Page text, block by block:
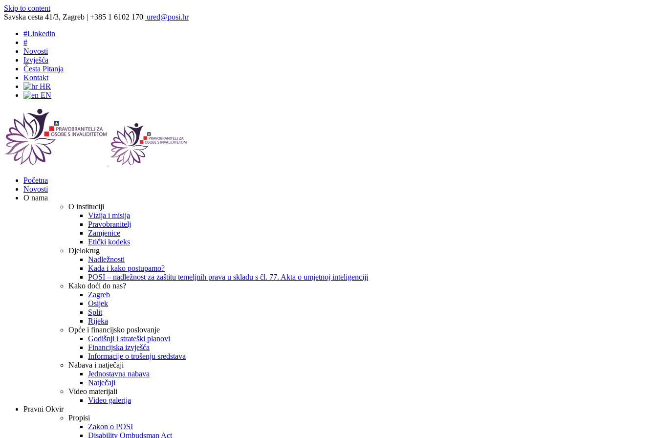
Skip to content
Savska cesta 41/3, Zagreb | +385 1 6102 170| ured@posi.hr
#Linkedin
#
Novosti
Izvješća
Česta Pitanja
Kontakt
HR
EN
Početna
Novosti
O nama
O instituciji
Vizija i misija
Pravobranitelj
Zamjenice
Etički kodeks
Djelokrug
Nadležnosti
Kada i kako postupamo?
POSI – nadležnost za zaštitu temeljnih prava u skladu s čl. 77. Akta o umjetnoj inteligenciji
Kako doći do nas?
Zagreb
Osijek
Split
Rijeka
Opće i financijsko poslovanje
Godišnji i strateški planovi
Financijska izvješća
Informacije o trošenju sredstava
Nabava i natječaji
Jednostavna nabava
Natječaji
Video materijali
Video galerija
Pravni Okvir
Propisi
Zakon o POSI
Disability Ombudsman Act